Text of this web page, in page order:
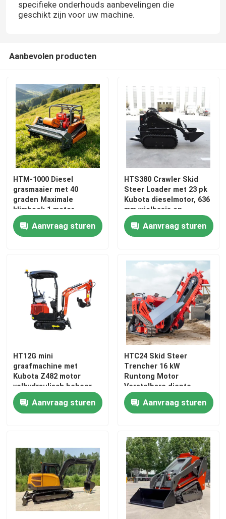
Thuis
Over ons
Fabrieksreis
Kwaliteitscontrole
Contacteer ons
Vraag een offerte aan
Hightop Mini Excavator
kleine hydraulische graafmachine
specifieke onderhouds aanbevelingen die
geschikt zijn voor uw machine.
Aanbevolen producten
HTM-1000 Diesel
grasmaaier met 40
graden Maximale
klimhoek 1 meter
Maaien
Aanvraag sturen
HTS380 Crawler Skid
Steer Loader met 23 pk
Kubota dieselmotor, 636
mm wielbasis en
multifunctioneel
bevestigingssysteem
Aanvraag sturen
HT12G mini
graafmachine met
Kubota Z482 motor
volhydraulisch beheer
Aanvraag sturen
HTC24 Skid Steer
Trencher 16 kW
Runtong Motor
Verstelbare diepte
Aanvraag sturen